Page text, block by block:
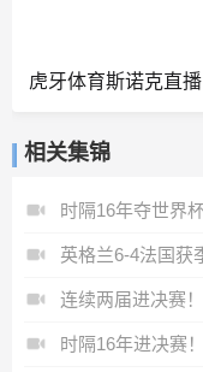
虎牙体育斯诺克直播
相关集锦